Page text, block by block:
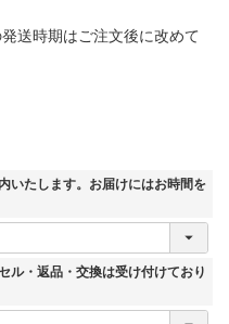
送時期はご注文後に改めて
いたします。お届けにはお時間を
ル・返品・交換は受け付けており